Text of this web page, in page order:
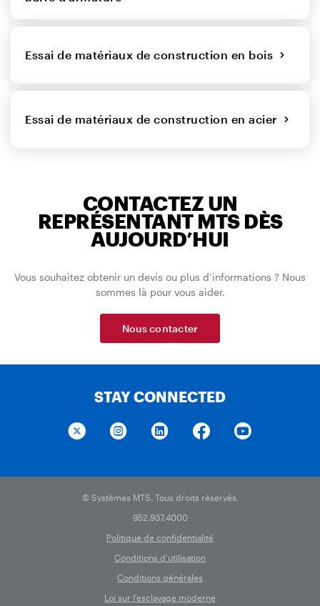
Essai de matériaux de construction en bois
Essai de matériaux de construction en acier
CONTACTEZ UN
REPRÉSENTANT MTS DÈS
AUJOURD’HUI
Vous souhaitez obtenir un devis ou plus d’informations ? Nous
sommes là pour vous aider.
Nous contacter
STAY CONNECTED
© Systèmes MTS. Tous droits réservés.
952.937.4000
Politique de confidentialité
Conditions d'utilisation
Conditions générales
Loi sur l'esclavage moderne